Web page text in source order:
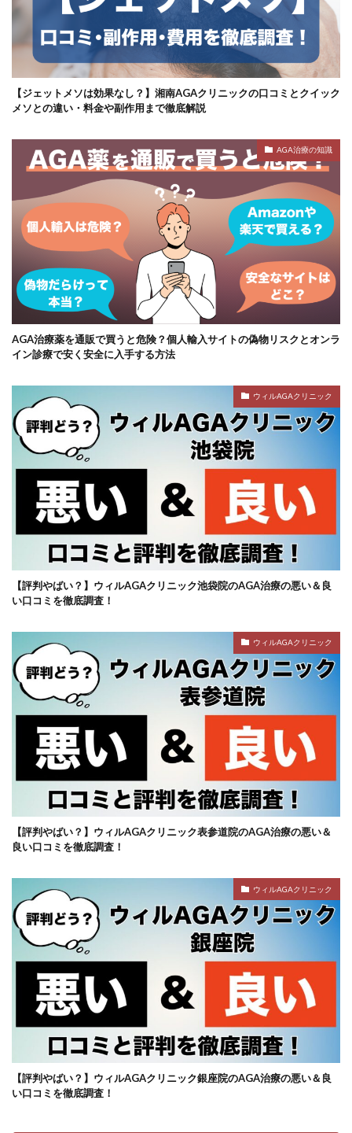
【ジェットメソは効果なし？】湘南AGAクリニックの口コミとクイック
メソとの違い・料金や副作用まで徹底解説
AGA治療の知識
AGA治療薬を通販で買うと危険？個人輸入サイトの偽物リスクとオンラ
イン診療で安く安全に入手する方法
ウィルAGAクリニック
【評判やばい？】ウィルAGAクリニック池袋院のAGA治療の悪い＆良
い口コミを徹底調査！
ウィルAGAクリニック
【評判やばい？】ウィルAGAクリニック表参道院のAGA治療の悪い＆
良い口コミを徹底調査！
ウィルAGAクリニック
【評判やばい？】ウィルAGAクリニック銀座院のAGA治療の悪い＆良
い口コミを徹底調査！